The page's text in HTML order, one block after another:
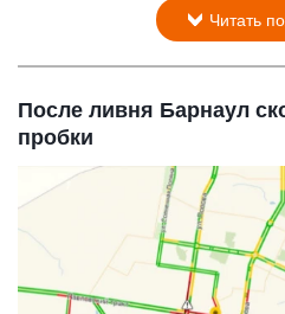
Читать
После ливня Барнаул
пробки